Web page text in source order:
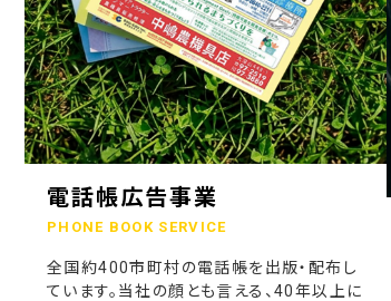
電話帳広告事業
PHONE BOOK SERVICE
全国約400市町村の電話帳を出版・配布し
ています。当社の顔とも言える、40年以上に